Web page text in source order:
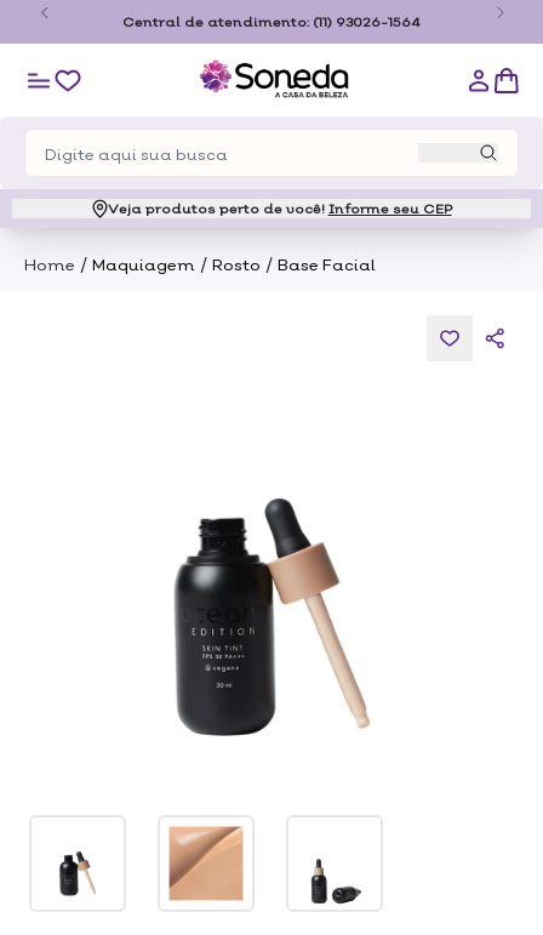
Central de atendimento: (11) 93026-1564
Veja produtos perto de você! Informe seu CEP
Home / Maquiagem / Rosto / Base Facial